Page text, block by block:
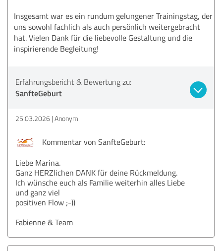
Insgesamt war es ein rundum gelungener Trainingstag, der
uns sowohl fachlich als auch persönlich weitergebracht
hat. Vielen Dank für die liebevolle Gestaltung und die
inspirierende Begleitung!
Erfahrungsbericht & Bewertung zu:
SanfteGeburt
25.03.2026 Anonym
Kommentar von SanfteGeburt:
Liebe Marina.
Ganz HERZlichen DANK für deine Rückmeldung.
Ich wünsche euch als Familie weiterhin alles Liebe
und ganz viel
positiven Flow ;-))
Fabienne & Team